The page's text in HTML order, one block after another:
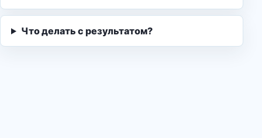
Что делать с результатом?